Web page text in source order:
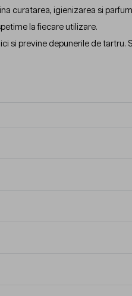
curatarea, igienizarea si
la fiecare utilizare.
previne depunerile de tartru.